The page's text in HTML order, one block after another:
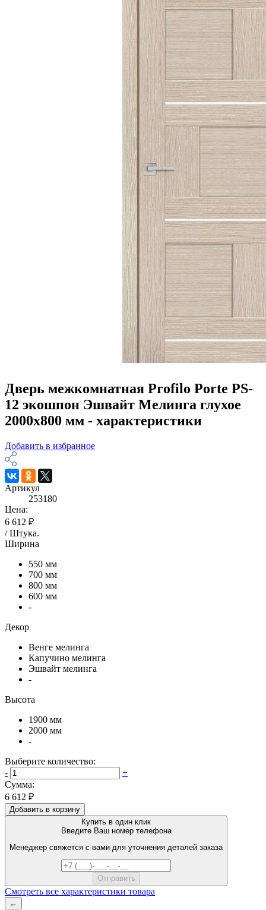
Дверь межкомнатная Profilo Porte PS-
12 экошпон Эшвайт Мелинга глухое
2000х800 мм - характеристики
Добавить в избранное
Артикул
253180
Цена:
6 612 ₽
/Штука.
Ширина
550 мм
700 мм
800 мм
600 мм
-
Декор
Венге мелинга
Капучино мелинга
Эшвайт мелинга
-
Высота
1900 мм
2000 мм
-
Выберите количество:
-
+
Сумма:
6 612 ₽
Добавить в корзину
Купить в один клик
Введите Ваш номер телефона
Менеджер свяжется с вами для уточнения деталей заказа
Смотреть все характеристики товара
←